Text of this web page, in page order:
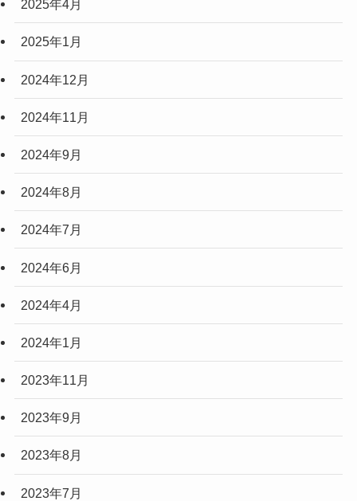
2025年4月
2025年1月
2024年12月
2024年11月
2024年9月
2024年8月
2024年7月
2024年6月
2024年4月
2024年1月
2023年11月
2023年9月
2023年8月
2023年7月